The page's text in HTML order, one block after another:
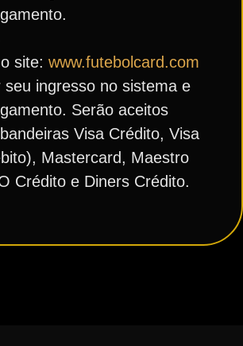
site: www.futebolcard.com
seu ingresso no sistema e
Serão aceitos
Visa Crédito, Visa
Mastercard, Maestro
Crédito e Diners Crédito.